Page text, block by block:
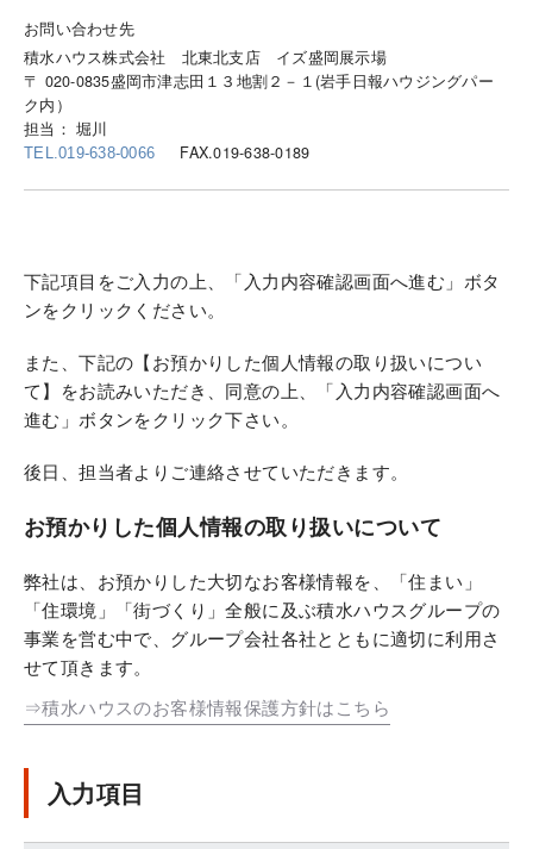
お問い合わせ先
積水ハウス株式会社 北東北支店 イズ盛岡展示場
〒 020-0835盛岡市津志田１３地割２－１(岩手日報ハウジングパー
ク内）
担当： 堀川
TEL.019-638-0066 FAX.019-638-0189
下記項目をご入力の上、「入力内容確認画面へ進む」ボタ
ンをクリックください。
また、下記の【お預かりした個人情報の取り扱いについ
て】をお読みいただき、同意の上、「入力内容確認画面へ
進む」ボタンをクリック下さい。
後日、担当者よりご連絡させていただきます。
お預かりした個人情報の取り扱いについて
弊社は、お預かりした大切なお客様情報を、「住まい」
「住環境」「街づくり」全般に及ぶ積水ハウスグループの
事業を営む中で、グループ会社各社とともに適切に利用さ
せて頂きます。
⇒積水ハウスのお客様情報保護方針はこちら
入力項目